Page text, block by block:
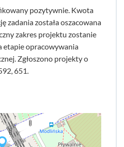
pozytywnie. Kwota
zadania została oszacowana
zakres projektu zostanie
etapie opracowywania
Zgłoszono projekty o
651.